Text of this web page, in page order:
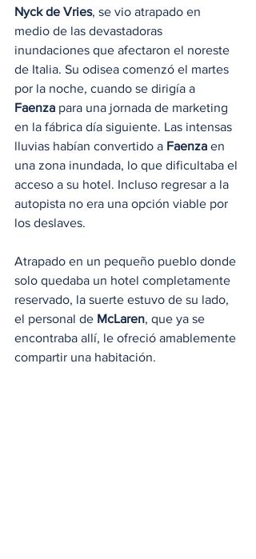
Nyck de Vries, se vio atrapado en
medio de las devastadoras
inundaciones que afectaron el noreste
de Italia. Su odisea comenzó el martes
por la noche, cuando se dirigía a
Faenza para una jornada de marketing
en la fábrica día siguiente. Las intensas
lluvias habían convertido a Faenza en
una zona inundada, lo que dificultaba el
acceso a su hotel. Incluso regresar a la
autopista no era una opción viable por
los deslaves.
Atrapado en un pequeño pueblo donde
solo quedaba un hotel completamente
reservado, la suerte estuvo de su lado,
el personal de McLaren, que ya se
encontraba allí, le ofreció amablemente
compartir una habitación.